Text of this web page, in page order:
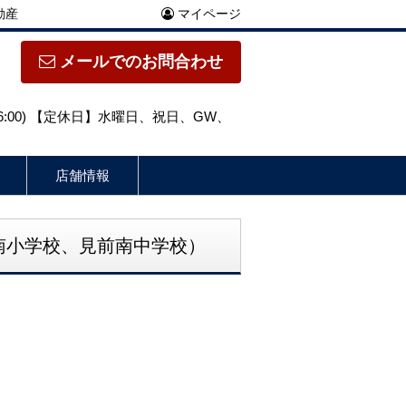
産 マイページ
メールでのお問合わせ
【定休日】水曜日、祝日、GW、
店舗情報
学校、見前南中学校）